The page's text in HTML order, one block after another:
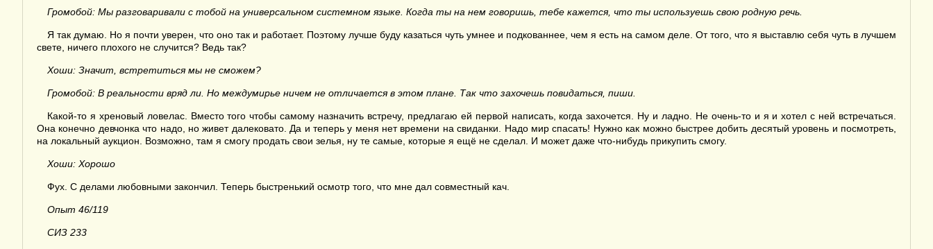
Громобой: Мы разговаривали с тобой на универсальном системном языке. Когда ты на нем говоришь, тебе кажется, что ты используешь свою родную речь.
Я так думаю. Но я почти уверен, что оно так и работает. Поэтому лучше буду казаться чуть умнее и подкованнее, чем я есть на самом деле. От того, что я выставлю себя чуть в лучшем
свете, ничего плохого не случится? Ведь так?
Хоши: Значит, встретиться мы не сможем?
Громобой: В реальности вряд ли. Но междумирье ничем не отличается в этом плане. Так что захочешь повидаться, пиши.
Какой-то я хреновый ловелас. Вместо того чтобы самому назначить встречу, предлагаю ей первой написать, когда захочется. Ну и ладно. Не очень-то и я и хотел с ней встречаться.
Она конечно девчонка что надо, но живет далековато. Да и теперь у меня нет времени на свиданки. Надо мир спасать! Нужно как можно быстрее добить десятый уровень и посмотреть,
на локальный аукцион. Возможно, там я смогу продать свои зелья, ну те самые, которые я ещё не сделал. И может даже что-нибудь прикупить смогу.
Хоши: Хорошо
Фух. С делами любовными закончил. Теперь быстренький осмотр того, что мне дал совместный кач.
Опыт 46/119
СИЗ 233